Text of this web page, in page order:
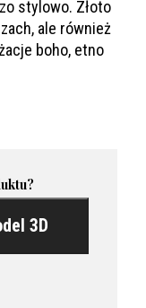
stylowo. Złoto
ale również
boho, etno
3D